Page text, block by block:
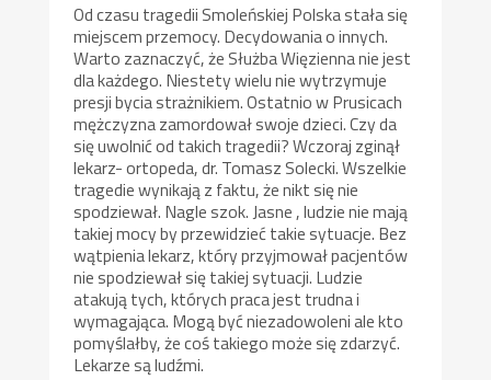
Od czasu tragedii Smoleńskiej Polska stała się
miejscem przemocy. Decydowania o innych.
Warto zaznaczyć, że Służba Więzienna nie jest
dla każdego. Niestety wielu nie wytrzymuje
presji bycia strażnikiem. Ostatnio w Prusicach
mężczyzna zamordował swoje dzieci. Czy da
się uwolnić od takich tragedii? Wczoraj zginął
lekarz- ortopeda, dr. Tomasz Solecki. Wszelkie
tragedie wynikają z faktu, że nikt się nie
spodziewał. Nagle szok. Jasne , ludzie nie mają
takiej mocy by przewidzieć takie sytuacje. Bez
wątpienia lekarz, który przyjmował pacjentów
nie spodziewał się takiej sytuacji. Ludzie
atakują tych, których praca jest trudna i
wymagająca. Mogą być niezadowoleni ale kto
pomyślałby, że coś takiego może się zdarzyć.
Lekarze są ludźmi.